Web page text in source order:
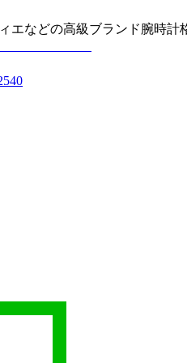
エなどの高級ブランド腕時